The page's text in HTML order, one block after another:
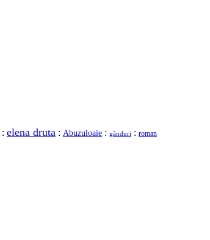
: elena druta : Abuzuloaie : gânduri : roman